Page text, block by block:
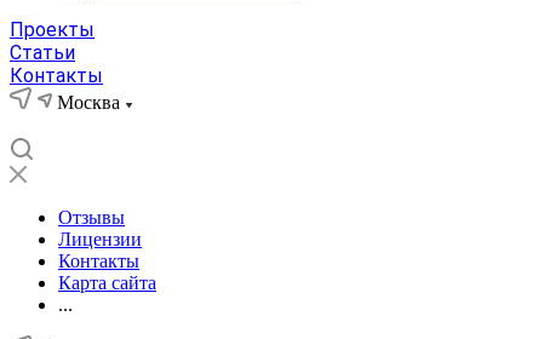
Проекты
Статьи
Контакты
Москва
Отзывы
Лицензии
Контакты
Карта сайта
...